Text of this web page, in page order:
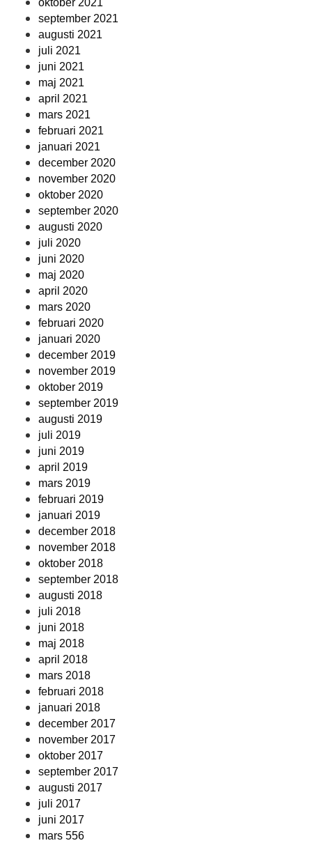
oktober 2021
september 2021
augusti 2021
juli 2021
juni 2021
maj 2021
april 2021
mars 2021
februari 2021
januari 2021
december 2020
november 2020
oktober 2020
september 2020
augusti 2020
juli 2020
juni 2020
maj 2020
april 2020
mars 2020
februari 2020
januari 2020
december 2019
november 2019
oktober 2019
september 2019
augusti 2019
juli 2019
juni 2019
april 2019
mars 2019
februari 2019
januari 2019
december 2018
november 2018
oktober 2018
september 2018
augusti 2018
juli 2018
juni 2018
maj 2018
april 2018
mars 2018
februari 2018
januari 2018
december 2017
november 2017
oktober 2017
september 2017
augusti 2017
juli 2017
juni 2017
mars 556